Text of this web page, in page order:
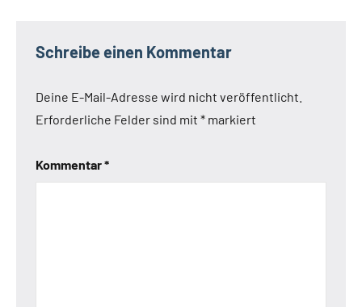
Schreibe einen Kommentar
Deine E-Mail-Adresse wird nicht veröffentlicht.
Erforderliche Felder sind mit * markiert
Kommentar*